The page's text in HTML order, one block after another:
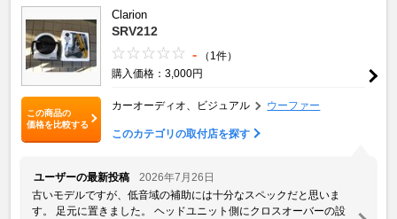
この商品の
価格を比較する
Clarion
SRV212
-
（1件）
購入価格：3,000円
カーオーディオ、ビジュアル ウーファー
このカテゴリの取付店を探す
ユーザーの最新投稿
2026年7月26日
古いモデルですが、低音域の補助には十分なスペックだと思いま
す。 足元に置きました。 ヘッドユニット側にクロスオーバーの設